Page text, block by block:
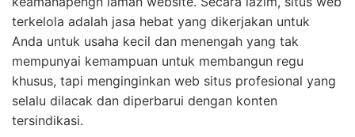
terkelola adalah jasa hebat yang dikerjakan untuk
Anda untuk usaha kecil dan menengah yang tak
mempunyai kemampuan untuk membangun regu
khusus, tapi menginginkan web situs profesional yang
selalu dilacak dan diperbarui dengan konten
tersindikasi.